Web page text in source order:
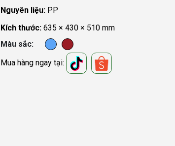
Nguyên liệu: PP
Kích thước: 635 × 430 × 510 mm
Màu sắc
Mua hàng ngay tại: